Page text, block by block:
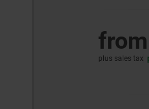
from
plus sales tax